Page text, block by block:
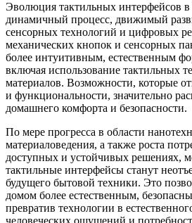
Эволюция тактильных интерфейсов
динамичный процесс, движимый
сенсорных технологий и цифровых
механических кнопок и сенсорных
более интуитивным, естественным
включая использование тактильных
материалов. Возможности, которые
и функциональности, значительно
домашнего комфорта и безопасности.
По мере прогресса в области
материаловедения, а также роста
доступных и устойчивых решениях,
тактильные интерфейсы станут
будущего бытовой техники. Это
домом более естественным,
превратив технологии в
человеческих ощущений и